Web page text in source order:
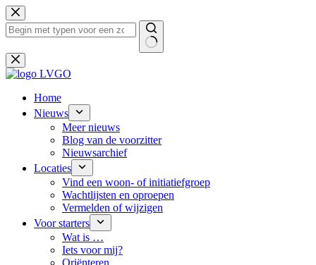
Ga
naar
de
Geen
resultaten
Home
Nieuws
Meer nieuws
Blog van de voorzitter
Nieuwsarchief
Locaties
Vind een woon- of initiatiefgroep
Wachtlijsten en oproepen
Vermelden of wijzigen
Voor starters
Wat is …
Iets voor mij?
Oriënteren